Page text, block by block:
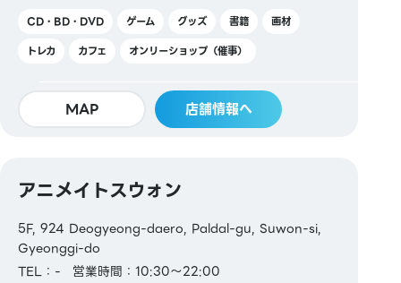
CD・BD・DVD ゲーム グッズ 書籍
画材
トレカ
カフェ オンリーショップ（催事）
MAP 店舗情報へ
アニメイトスウォン
5F, 924 Deogyeong-daero, Paldal-gu, Suwon-si,
Gyeonggi-do
TEL：-
営業時間：10:30～22:00